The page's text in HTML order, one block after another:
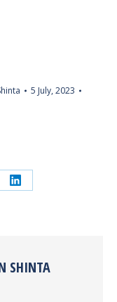
5 July, 2023
Share
SHINTA